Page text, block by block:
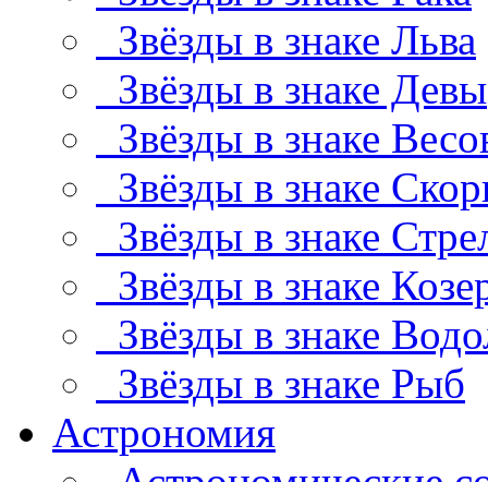
Звёзды в знаке Льва
Звёзды в знаке Девы
Звёзды в знаке
Звёзды в знаке
Звёзды в знаке
Звёзды в знаке
Звёзды в знаке
Звёзды в знаке Рыб
Астрономия